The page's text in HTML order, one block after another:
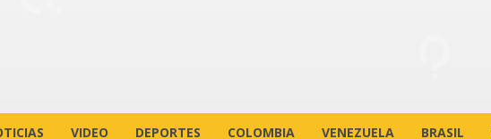
VIDEO DEPORTES COLOMBIA VENEZUELA BRASIL